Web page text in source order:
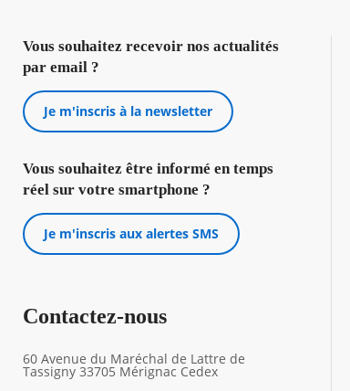
Vous souhaitez recevoir nos actualités
par email ?
Je m'inscris à la newsletter
Vous souhaitez être informé en temps
réel sur votre smartphone ?
Je m'inscris aux alertes SMS
Contactez-nous
60 Avenue du Maréchal de Lattre de
Tassigny 33705 Mérignac Cedex